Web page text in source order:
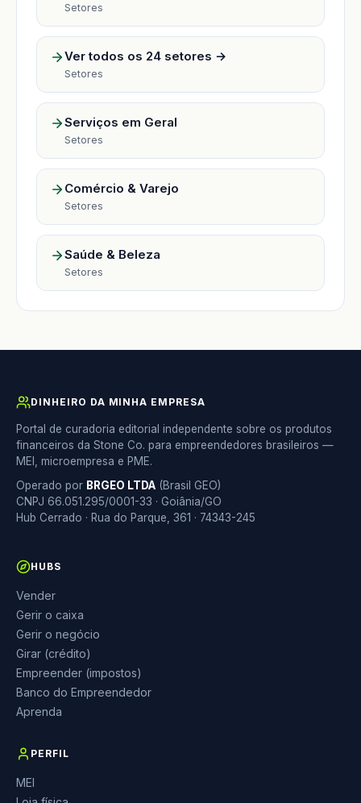
Setores
Ver todos os 24 setores →
Setores
Serviços em Geral
Setores
Comércio & Varejo
Setores
Saúde & Beleza
Setores
DINHEIRO DA MINHA EMPRESA
Portal de curadoria editorial independente sobre os produtos
financeiros da Stone Co. para empreendedores brasileiros —
MEI, microempresa e PME.
Operado por BRGEO LTDA (Brasil GEO)
CNPJ 66.051.295/0001-33 · Goiânia/GO
Hub Cerrado · Rua do Parque, 361 · 74343-245
HUBS
Vender
Gerir o caixa
Gerir o negócio
Girar (crédito)
Empreender (impostos)
Banco do Empreendedor
Aprenda
PERFIL
MEI